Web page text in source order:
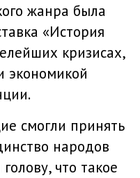
жанра была
«История
кризисах,
экономикой
смогли принять
народов
что такое